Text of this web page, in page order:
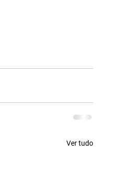
Ver tudo